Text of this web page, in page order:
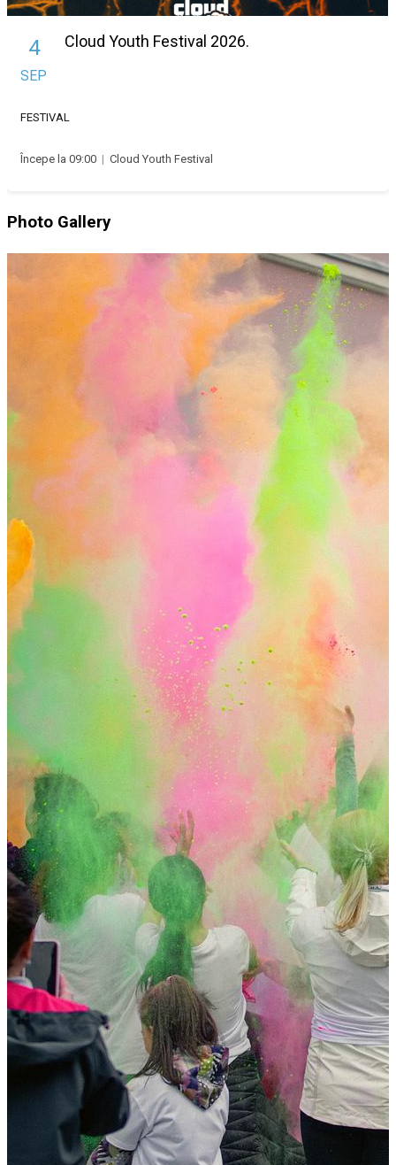
4
SEP
Cloud Youth Festival 2026.
FESTIVAL
Începe la 09:00 | Cloud Youth Festival
Photo Gallery